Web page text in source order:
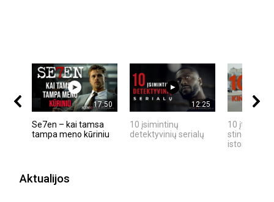
17:50
Se7en – kai tamsa
tampa meno kūriniu
12:25
10 įsimintinų
detektyvinių serialų
10 įtemptų,
stingdančių
istorijų
Aktualijos